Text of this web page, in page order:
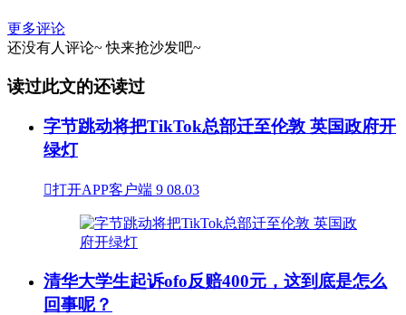
更多评论
还没有人评论~ 快来抢沙发吧~
读过此文的还读过
字节跳动将把TikTok总部迁至伦敦 英国政府开
绿灯
打开APP客户端 9 08.03
清华大学生起诉ofo反赔400元，这到底是怎么
回事呢？